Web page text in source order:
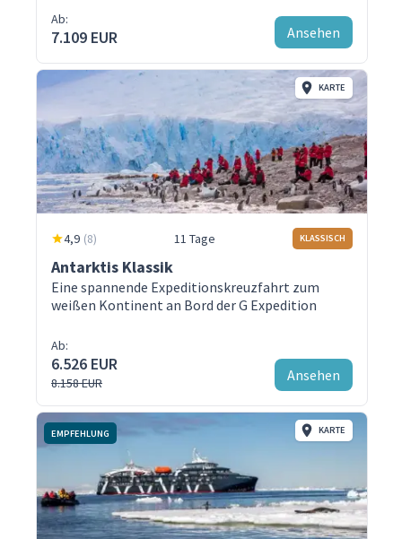
Ab:
7.109 EUR Ansehen
KARTE
4,9 (8) 11 Tage KLASSISCH
Antarktis Klassik
Eine spannende Expeditionskreuzfahrt zum
weißen Kontinent an Bord der G Expedition
Ab:
6.526 EUR
8.158 EUR Ansehen
EMPFEHLUNG KARTE